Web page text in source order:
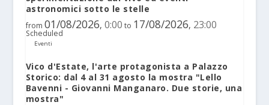
astronomici sotto le stelle
from 01/08/2026, 0:00 to 17/08/2026, 23:00
Scheduled
Eventi
Vico d'Estate, l'arte protagonista a Palazzo
Storico: dal 4 al 31 agosto la mostra "Lello
Bavenni - Giovanni Manganaro. Due storie, una
mostra"